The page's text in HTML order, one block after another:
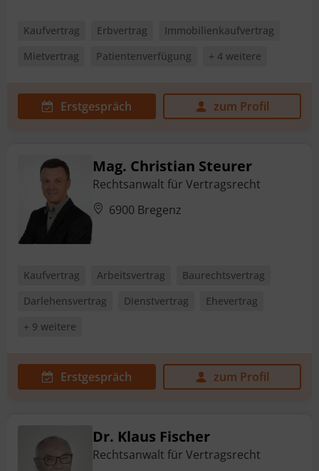
Kaufvertrag Erbvertrag
Immobilienkaufvertrag
Mietvertrag
Patientenverfügung + 4 weitere
Erstgespräch zum Profil
Mag. Christian Steurer
Rechtsanwalt für Vertragsrecht
6900 Bregenz
Kaufvertrag Arbeitsvertrag
Baurechtsvertrag
Darlehensvertrag
Dienstvertrag
Ehevertrag
+ 9 weitere
Erstgespräch zum Profil
Dr. Klaus Fischer
Rechtsanwalt für Vertragsrecht